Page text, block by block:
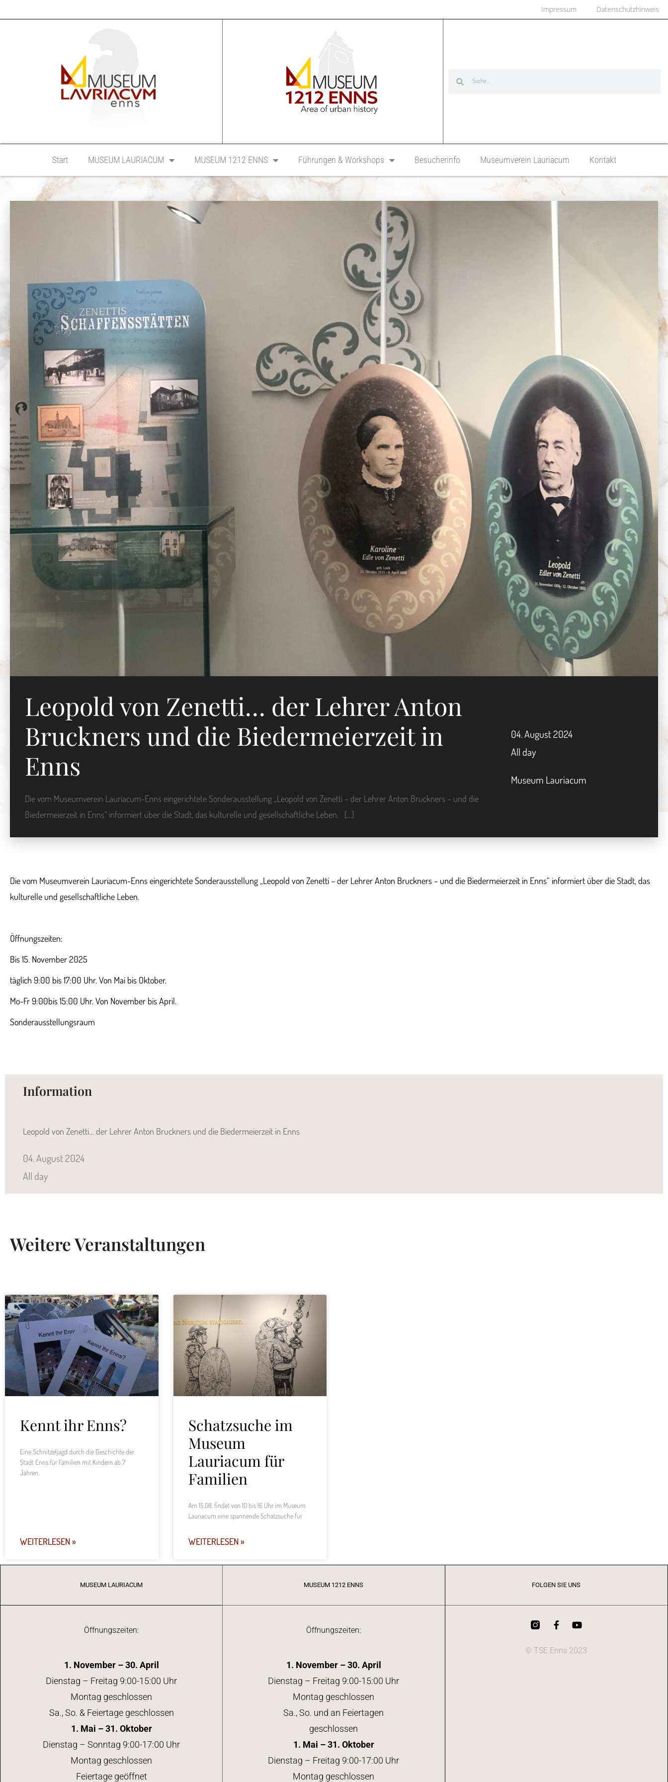
Impressum Datenschutzhinweis
Start MUSEUM LAURIACUM MUSEUM 1212 ENNS Führungen & Workshops Besucherinfo Museumverein Lauriacum Kontakt
Leopold von Zenetti… der Lehrer Anton
Bruckners und die Biedermeierzeit in
Enns
Die vom Museumverein Lauriacum-Enns eingerichtete Sonderausstellung „Leopold von Zenetti – der Lehrer Anton Bruckners – und die
Biedermeierzeit in Enns“ informiert über die Stadt, das kulturelle und gesellschaftliche Leben. […]
04.August2024
All day
Museum Lauriacum
Die vom Museumverein Lauriacum-Enns eingerichtete Sonderausstellung „Leopold von Zenetti – der Lehrer Anton Bruckners – und die Biedermeierzeit in Enns“ informiert über die Stadt, das
kulturelle und gesellschaftliche Leben.
Öffnungszeiten:
Bis 15. November 2025
täglich 9:00 bis 17:00 Uhr. Von Mai bis Oktober.
Mo-Fr 9:00bis 15:00 Uhr. Von November bis April.
Sonderausstellungsraum
Information
Leopold von Zenetti… der Lehrer Anton Bruckners und die Biedermeierzeit in Enns
04.August2024
All day
Weitere Veranstaltungen
Kennt ihr Enns?
Eine Schnitzeljagd durch die Geschichte der
Stadt Enns für Familien mit Kindern ab 7
Jahren.
WEITERLESEN »
Schatzsuche im
Museum
Lauriacum für
Familien
Am 15.08. findet von 10 bis 16 Uhr im Museum
Lauriacum eine spannende Schatzsuche für
WEITERLESEN »
MUSEUM LAURIACUM
Öffnungszeiten:
1. November – 30. April
Dienstag – Freitag 9:00-15:00 Uhr
Montag geschlossen
Sa., So. & Feiertage geschlossen
1. Mai – 31. Oktober
Dienstag – Sonntag 9:00-17:00 Uhr
Montag geschlossen
Feiertage geöffnet
MUSEUM 1212 ENNS
Öffnungszeiten:
1. November – 30. April
Dienstag – Freitag 9:00-15:00 Uhr
Montag geschlossen
Sa., So. und an Feiertagen
geschlossen
1. Mai – 31. Oktober
Dienstag – Freitag 9:00-17:00 Uhr
Montag geschlossen
FOLGEN SIE UNS
© TSE Enns 2023